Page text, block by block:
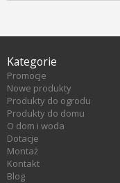
Kategorie
Promocje
Nowe produkty
Produkty do ogrodu
Produkty do domu
O dom i woda
Dotacje
Montaż
Kontakt
Blog